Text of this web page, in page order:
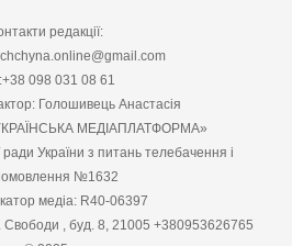
редакції:
098 031 08 61
Голошивець Анастасія
МЕДІАПЛАТФОРМА»
України з питань телебачення і
№1632
медіа: R40-06397
Свободи , буд. 8, 21005 +380953626765